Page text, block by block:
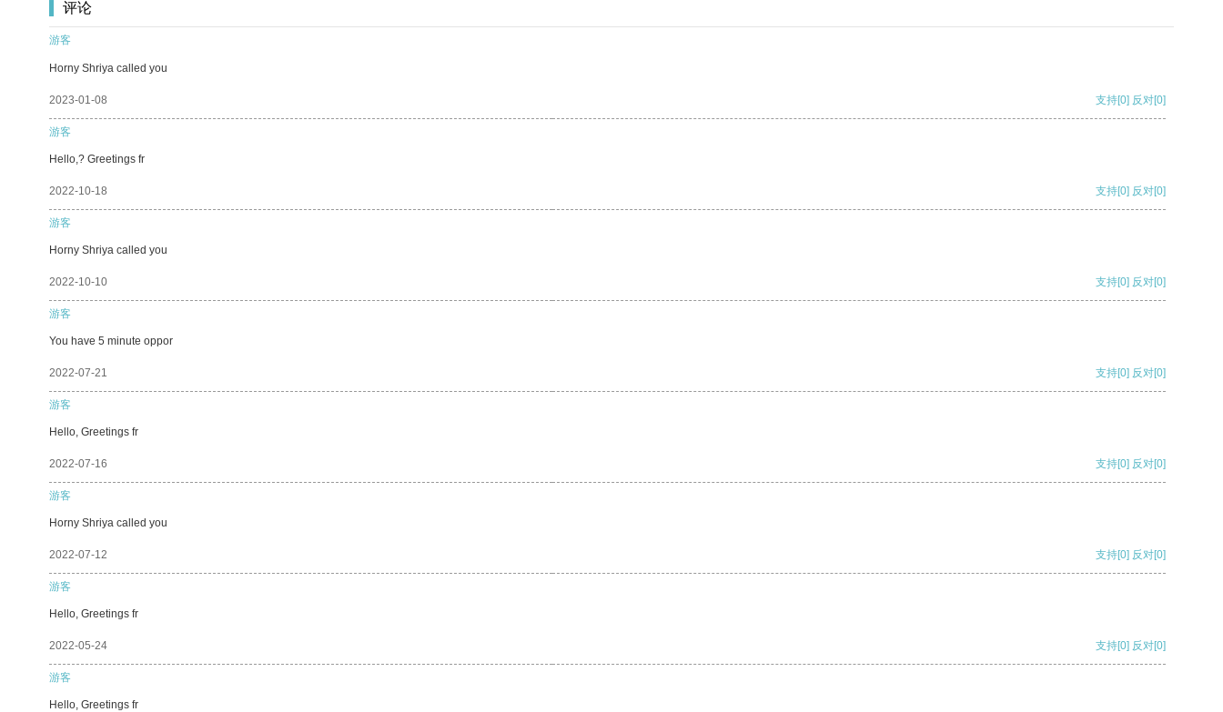
评论
游客
Horny Shriya called you
2023-01-08 支持[0] 反对[0]
游客
Hello,? Greetings fr
2022-10-18 支持[0] 反对[0]
游客
Horny Shriya called you
2022-10-10 支持[0] 反对[0]
游客
You have 5 minute oppor
2022-07-21 支持[0] 反对[0]
游客
Hello, Greetings fr
2022-07-16 支持[0] 反对[0]
游客
Horny Shriya called you
2022-07-12 支持[0] 反对[0]
游客
Hello, Greetings fr
2022-05-24 支持[0] 反对[0]
游客
Hello, Greetings fr